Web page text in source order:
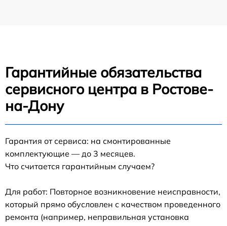
Гарантийные обязательства
сервисного центра в Ростове-
на-Дону
Гарантия от сервиса: на смонтированные
комплектующие — до 3 месяцев.
Что считается гарантийным случаем?
Для работ: Повторное возникновение неисправности,
который прямо обусловлен с качеством проведенного
ремонта (например, неправильная установка